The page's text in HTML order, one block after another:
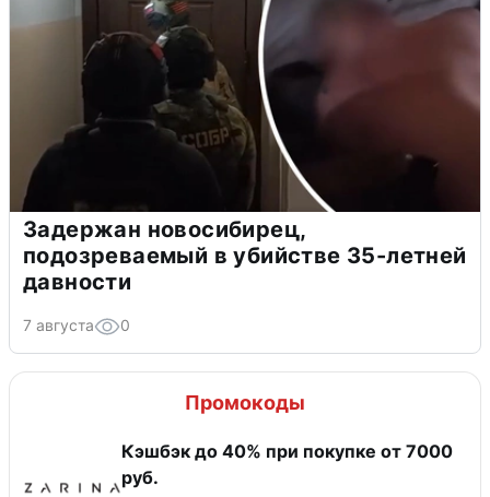
Задержан новосибирец,
подозреваемый в убийстве 35-летней
давности
7 августа 0
Промокоды
Кэшбэк до 40% при покупке от 7000
руб.